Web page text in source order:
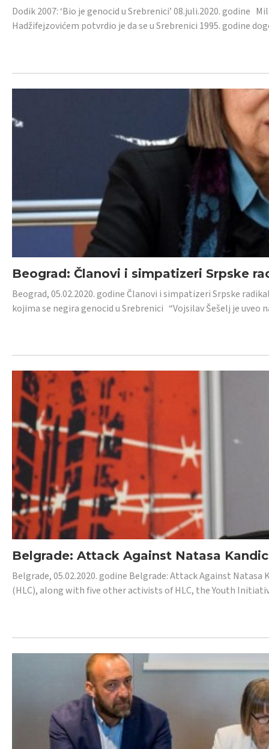
Dodik 2007: ‘Bio je genocid u Srebrenici’ 08.juli.2020. godine
Hadžifejzovićem potvrdio je da se u Srebrenici 1995. godine
Beograd: Članovi i simpatizeri Srpske
Beograd, 05.02.2020. godine Članovi i simpatizeri Srpske
kojima se negira genocid u Srebrenici “Vojsilav Šešelj je uveo
Belgrade: Attack Against Natasa
Belgrade, 05.02.2020. godine Belgrade: Attack Against
(HLC), along with five other activists of HLC, the Youth